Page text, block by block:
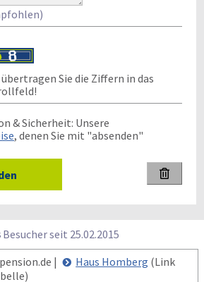
Sie die Ziffern in das
& Sicherheit: Unsere
, denen Sie mit "absenden"

Besucher seit 25.02.2015
|
Haus Homberg (Link